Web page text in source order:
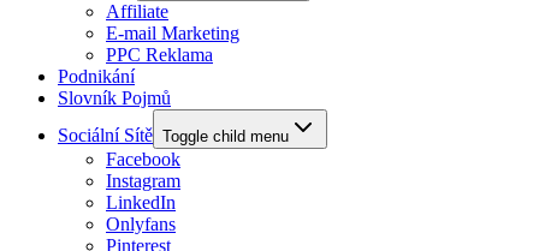
Affiliate
E-mail Marketing
PPC Reklama
Podnikání
Slovník Pojmů
Sociální Sítě Toggle child menu
Facebook
Instagram
LinkedIn
Onlyfans
Pinterest